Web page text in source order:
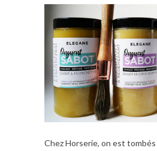
Chez Horserie, on est tombés